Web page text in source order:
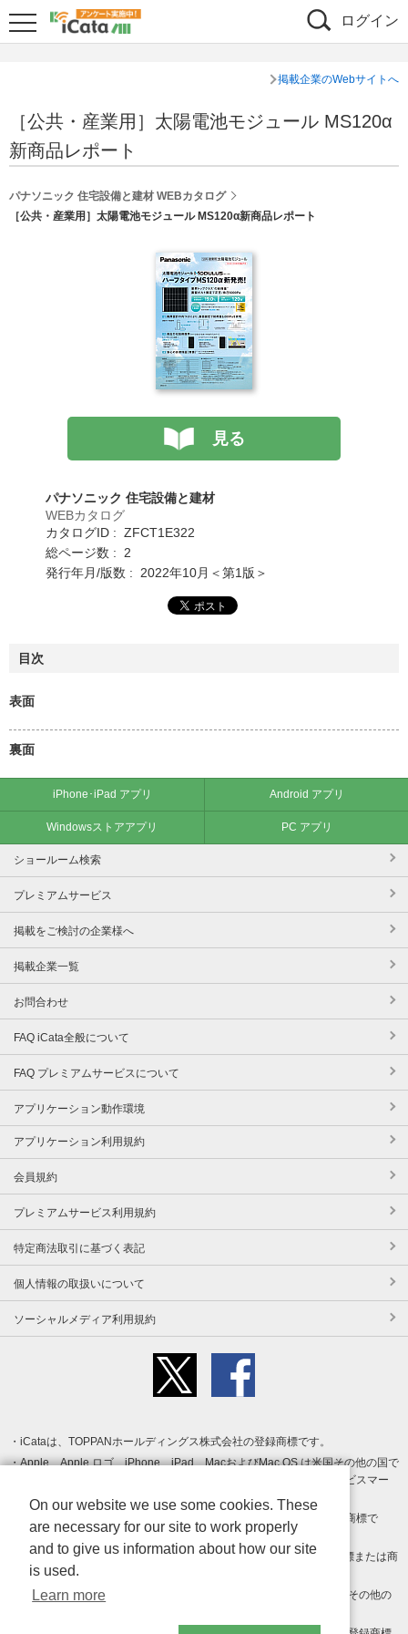
ログイン
掲載企業のWebサイトへ
［公共・産業用］太陽電池モジュール MS120α
新商品レポート
パナソニック 住宅設備と建材 WEBカタログ
［公共・産業用］太陽電池モジュール MS120α新商品レポート
見る
パナソニック 住宅設備と建材
WEBカタログ
カタログID : ZFCT1E322
総ページ数 : 2
発行年月/版数 : 2022年10月＜第1版＞
目次
表面
裏面
iPhone･iPad アプリ Android アプリ
Windowsストアアプリ PC アプリ
ショールーム検索
プレミアムサービス
掲載をご検討の企業様へ
掲載企業一覧
お問合わせ
FAQ iCata全般について
FAQ プレミアムサービスについて
アプリケーション動作環境
アプリケーション利用規約
会員規約
プレミアムサービス利用規約
特定商法取引に基づく表記
個人情報の取扱いについて
ソーシャルメディア利用規約
iCataは、TOPPANホールディングス株式会社の登録商標です。
Apple、Apple ロゴ、iPhone、iPad、MacおよびMac OS は米国その他の国で
登録された Apple Inc. の商標です。App Store は Apple Inc. のサービスマー
クです。
Android、Google Play および Google Play ロゴ は Google LLC の商標で
す。
Windows は Microsoft Inc.の米国およびその他の国における登録商標または商
標です。
Adobe、Adobe Reader、Adobe PDF は、Adobe Inc.の米国およびその他の
On our website we use some cookies. These
are necessary for our site to work properly
and to give us information about how our site
is used.
Learn more